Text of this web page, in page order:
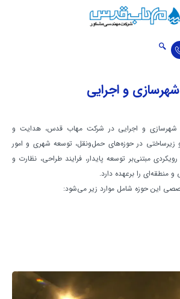
و اجرایی
شهرسازی و اجرایی در شرکت مهاب قدس، هدایت و
زیرساختی در حوزه‌های حمل‌ونقل، توسعه شهری و امور
مبتنی‌بر توسعه پایدار، فرایند طراحی، نظارت و
منطقه‌ای را برعهده دارد.
این حوزه شامل موارد زیر می‌شود: